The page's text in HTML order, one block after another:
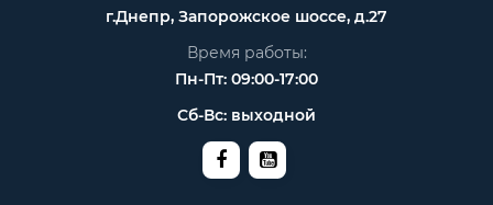
г.Днепр, Запорожское шоссе, д.27
Время работы:
Пн-Пт: 09:00-17:00
Сб-Вс: выходной